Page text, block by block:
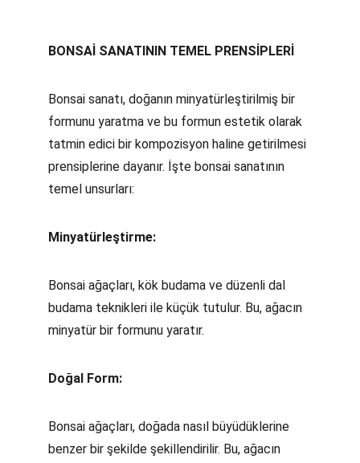
BONSAİ SANATININ TEMEL PRENSİPLERİ
Bonsai sanatı, doğanın minyatürleştirilmiş bir
formunu yaratma ve bu formun estetik olarak
tatmin edici bir kompozisyon haline getirilmesi
prensiplerine dayanır. İşte bonsai sanatının
temel unsurları:
Minyatürleştirme:
Bonsai ağaçları, kök budama ve düzenli dal
budama teknikleri ile küçük tutulur. Bu, ağacın
minyatür bir formunu yaratır.
Doğal Form:
Bonsai ağaçları, doğada nasıl büyüdüklerine
benzer bir şekilde şekillendirilir. Bu, ağacın